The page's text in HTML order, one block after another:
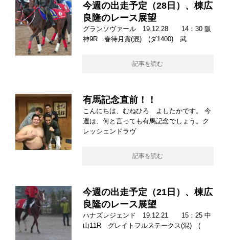
今週の出走予定（28日）、棟広
良隆のレース展望
グランソヴァール 19.12.28 14：30 阪
神9R 春待月賞(混) (ダ1400) 武
記事を読む
有馬記念直前！！
こんにちは、むねひろ よしたかです。 今
週は、何と言っても有馬記念でしょう。ク
レッシェンドラヴ
記事を読む
今週の出走予定（21日）、棟広
良隆のレース展望
ハナズレジェンド 19.12.21 15：25 中
山11R グレイトフルステークス(混) (